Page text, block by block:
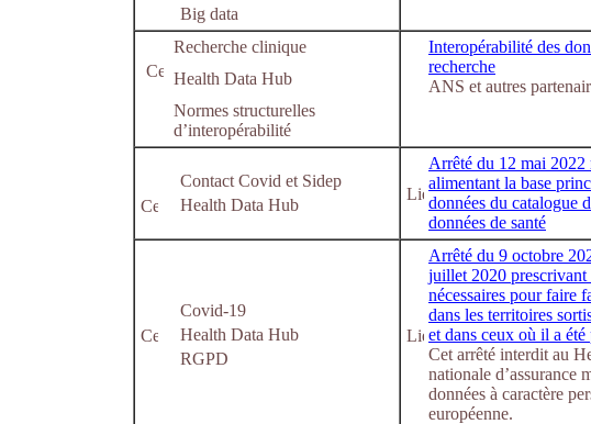
Big data
Recherche clinique
Health Data Hub
Normes structurelles
d’interopérabilité
Interopérabilité des
recherche
ANS et autres
Contact Covid et Sidep
Health Data Hub
Arrêté du 12 mai 2022
alimentant la base
données du catalogue
données de santé
Covid-19
Health Data Hub
RGPD
Arrêté du 9 octobre
juillet 2020 prescrivant
nécessaires pour faire
dans les territoires
et dans ceux où il a été
Cet arrêté interdit au
nationale d’assurance
données à caractère
européenne.